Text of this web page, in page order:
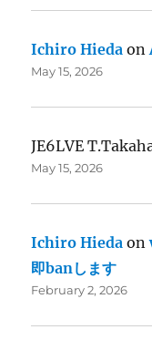
Ichiro Hieda on
May 15, 2026
JE6LVE
May 15, 2026
Ichiro Hieda on
即banします
February 2, 2026